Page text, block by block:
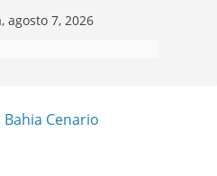
agosto 7, 2026